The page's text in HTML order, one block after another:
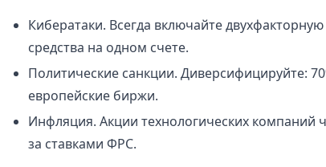
Кибератаки. Всегда включайте
средства на одном счете.
Политические санкции. Диверсифицируйте:
европейские биржи.
Инфляция. Акции технологических компаний
за ставками ФРС.